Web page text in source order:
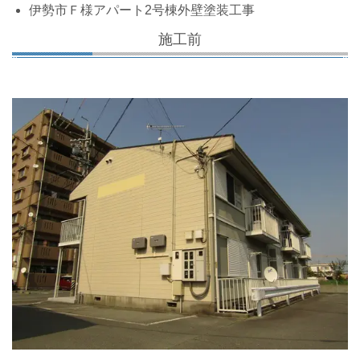
伊勢市Ｆ様アパート2号棟外壁塗装工事
施工前